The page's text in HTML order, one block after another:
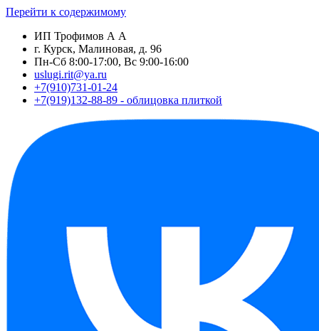
Перейти к содержимому
ИП Трофимов А А
г. Курск, Малиновая, д. 96
Пн-Сб 8:00-17:00, Вс 9:00-16:00
uslugi.rit@ya.ru
+7(910)731-01-24
+7(919)132-88-89 - облицовка плиткой